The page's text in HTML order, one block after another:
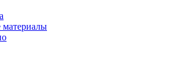
материалы